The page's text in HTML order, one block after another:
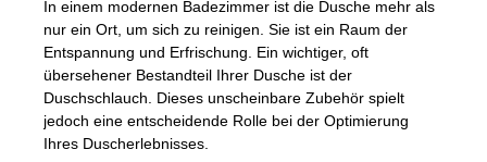
kinderleicht, mühelos lässt er sich an- und
abschrauben. Dabei verfügt er über einen
Standardanschluss mit ½“ Gewinde und passt
so perfekt an alle gängigen Duschköpfe und
Duscharmaturen. Alle Anschlussteile sind
hochwertig mit Messing verchromt.
In einem modernen Badezimmer ist die Dusche mehr als
nur ein Ort, um sich zu reinigen. Sie ist ein Raum der
Entspannung und Erfrischung. Ein wichtiger, oft
übersehener Bestandteil Ihrer Dusche ist der
Duschschlauch. Dieses unscheinbare Zubehör spielt
jedoch eine entscheidende Rolle bei der Optimierung
Ihres Duscherlebnisses.